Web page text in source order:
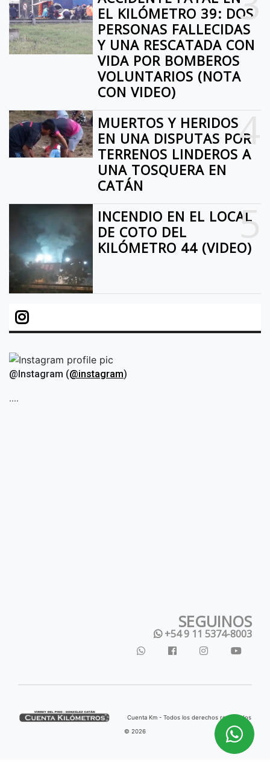
EL KILÓMETRO 39: DOS
PERSONAS FALLECIDAS
Y UNA RESCATADA CON
VIDA POR BOMBEROS
VOLUNTARIOS (NOTA
CON VIDEO)
4
MUERTOS Y HERIDOS
EN UNA DISPUTAS POR
TERRENOS LINDEROS A
UNA TOSQUERA EN
CATÁN
5
INCENDIO EN EL LOCAL
DE COTO DEL
KILÓMETRO 44 (VIDEO)
@Instagram (@instagram)
....
SEGUINOS
+54 9 11 5374-8003
Cuenta Km - Todos los derechos reservados
© 2026